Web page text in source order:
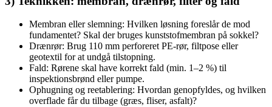
Membran eller slemning: Hvilken løsning foreslår de mod
fundamentet? Skal der bruges kunststofmembran på sokkel?
Drænrør: Brug 110 mm perforeret PE-rør, filtpose eller
geotextil for at undgå tilstopning.
Fald: Rørene skal have korrekt fald (min. 1–2 %) til
inspektionsbrønd eller pumpe.
Ophugning og reetablering: Hvordan genopfyldes, og hvilken
overflade får du tilbage (græs, fliser, asfalt)?